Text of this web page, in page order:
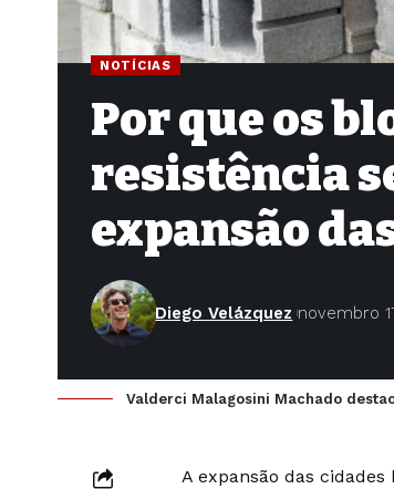
NOTÍCIAS
Por que os
resistência
expansão
Diego Velázquez novembro
Valderci Malagosini Machado
A expansão das